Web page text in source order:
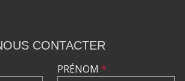
CONTACTER
PRÉNOM *